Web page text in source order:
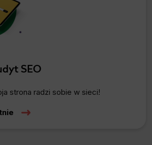
SEO
strona radzi sobie w sieci!